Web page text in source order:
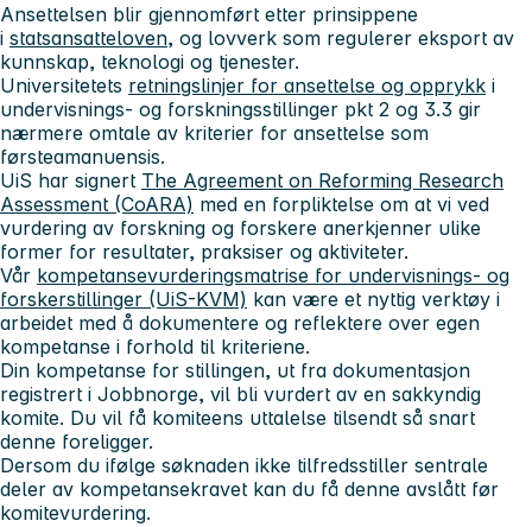
Ansettelsen blir gjennomført etter prinsippene
i statsansatteloven, og lovverk som regulerer eksport av
kunnskap, teknologi og tjenester.
Universitetets retningslinjer for ansettelse og opprykk i
undervisnings- og forskningsstillinger pkt 2 og 3.3 gir
nærmere omtale av kriterier for ansettelse som
førsteamanuensis.
UiS har signert The Agreement on Reforming Research
Assessment (CoARA) med en forpliktelse om at vi ved
vurdering av forskning og forskere anerkjenner ulike
former for resultater, praksiser og aktiviteter.
Vår kompetansevurderingsmatrise for undervisnings- og
forskerstillinger (UiS-KVM) kan være et nyttig verktøy i
arbeidet med å dokumentere og reflektere over egen
kompetanse i forhold til kriteriene.
Din kompetanse for stillingen, ut fra dokumentasjon
registrert i Jobbnorge, vil bli vurdert av en sakkyndig
komite. Du vil få komiteens uttalelse tilsendt så snart
denne foreligger.
Dersom du ifølge søknaden ikke tilfredsstiller sentrale
deler av kompetansekravet kan du få denne avslått før
komitevurdering.